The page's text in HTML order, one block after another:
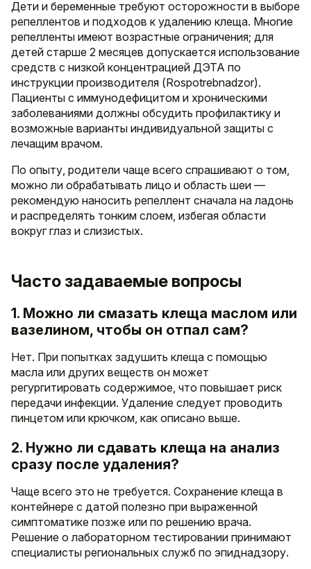
Дети и беременные требуют осторожности в выборе
репеллентов и подходов к удалению клеща. Многие
репелленты имеют возрастные ограничения; для
детей старше 2 месяцев допускается использование
средств с низкой концентрацией ДЭТА по
инструкции производителя (Rospotrebnadzor).
Пациенты с иммунодефицитом и хроническими
заболеваниями должны обсудить профилактику и
возможные варианты индивидуальной защиты с
лечащим врачом.
По опыту, родители чаще всего спрашивают о том,
можно ли обрабатывать лицо и область шеи —
рекомендую наносить репеллент сначала на ладонь
и распределять тонким слоем, избегая области
вокруг глаз и слизистых.
Часто задаваемые вопросы
1. Можно ли смазать клеща маслом или
вазелином, чтобы он отпал сам?
Нет. При попытках задушить клеща с помощью
масла или других веществ он может
регургитировать содержимое, что повышает риск
передачи инфекции. Удаление следует проводить
пинцетом или крючком, как описано выше.
2. Нужно ли сдавать клеща на анализ
сразу после удаления?
Чаще всего это не требуется. Сохранение клеща в
контейнере с датой полезно при выраженной
симптоматике позже или по решению врача.
Решение о лабораторном тестировании принимают
специалисты региональных служб по эпиднадзору.